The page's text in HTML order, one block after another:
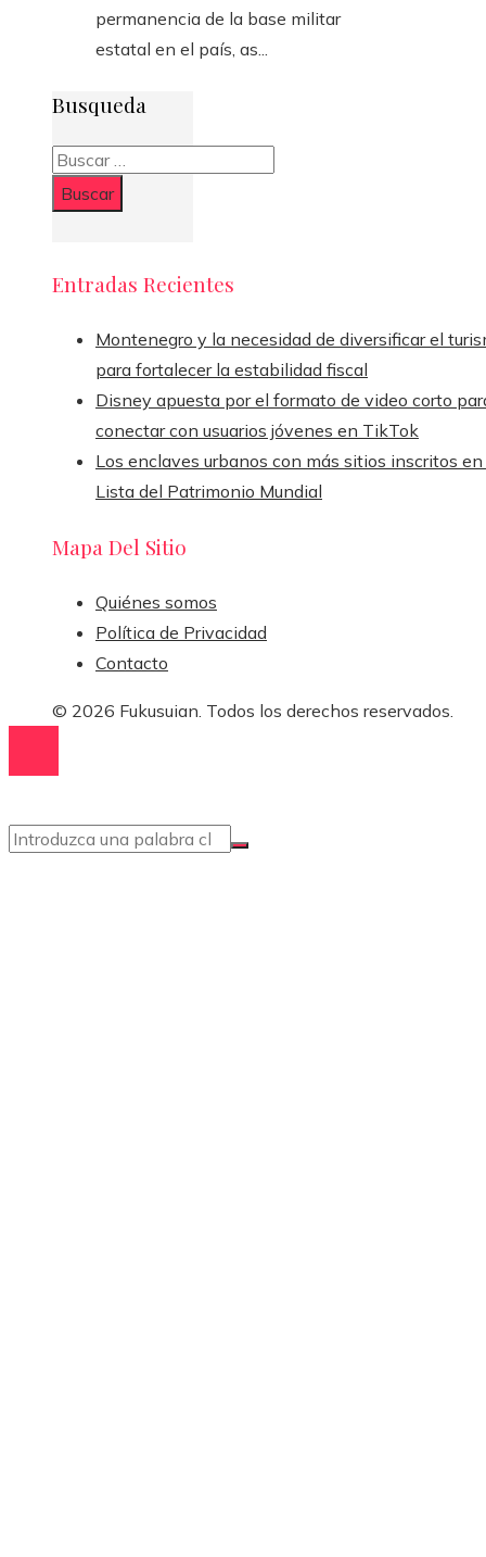
permanencia de la base militar
estatal en el país, as...
Busqueda
Buscar:
Entradas Recientes
Montenegro y la necesidad de diversificar el
para fortalecer la estabilidad fiscal
Disney apuesta por el formato de video corto
conectar con usuarios jóvenes en TikTok
Los enclaves urbanos con más sitios inscritos
Lista del Patrimonio Mundial
Mapa Del Sitio
Quiénes somos
Política de Privacidad
Contacto
© 2026 Fukusuian. Todos los derechos reservados.